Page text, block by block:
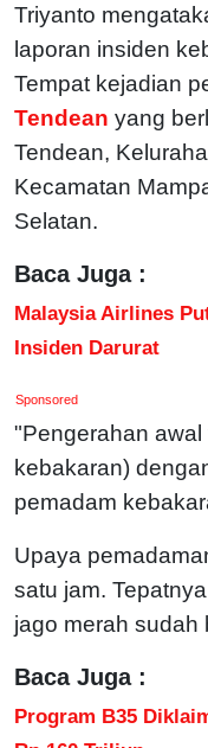
Triyanto
laporan insiden
Tempat kejadian
Tendean yang
Tendean,
Kecamatan
Selatan.
Baca Juga :
Malaysia Airlines
Insiden Darurat
Sponsored
"Pengerahan
kebakaran)
pemadam
Upaya
satu jam.
jago merah sudah
Baca Juga :
Program B35